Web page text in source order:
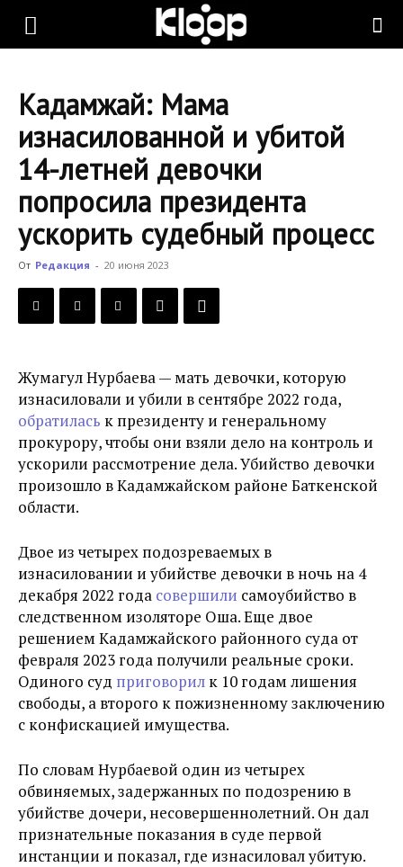
KLOOP.KG
Новости
Кыргызстана
Кадамжай: Мама
изнасилованной и убитой
14-летней девочки
попросила президента
ускорить судебный процесс
От Редакция - 20 июня 2023
Жумагул Нурбаева — мать девочки, которую
изнасиловали и убили в сентябре 2022 года,
обратилась к президенту и генеральному
прокурору, чтобы они взяли дело на контроль и
ускорили рассмотрение дела. Убийство девочки
произошло в Кадамжайском районе Баткенской
области.
Двое из четырех подозреваемых в
изнасиловании и убийстве девочки в ночь на 4
декабря 2022 года совершили самоубийство в
следственном изоляторе Оша. Еще двое
решением Кадамжайского районного суда от
февраля 2023 года получили реальные сроки.
Одиного суд приговорил к 10 годам лишения
свободы, а второго к пожизненному заключению
с конфискацией имущества.
По словам Нурбаевой один из четырех
обвиняемых, задержанных по подозрению в
убийстве дочери, несовершеннолетний. Он дал
признательные показания в суде первой
инстанции и показал, где изнасиловал убитую.